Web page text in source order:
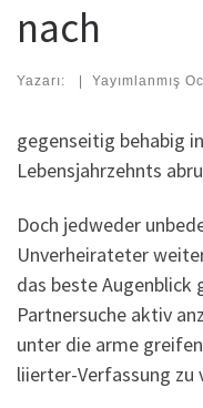
nach
Yazarı: | Yayımlanmış
gegenseitig behabig
Lebensjahrzehnts
Doch jedweder
Unverheirateter
das beste Augenblick
Partnersuche aktiv
unter die arme
liierter-Verfassung zu